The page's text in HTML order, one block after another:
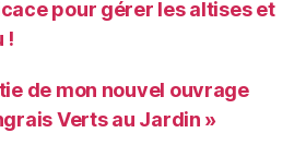
pour gérer les altises et
!
de mon nouvel ouvrage
Verts au Jardin »